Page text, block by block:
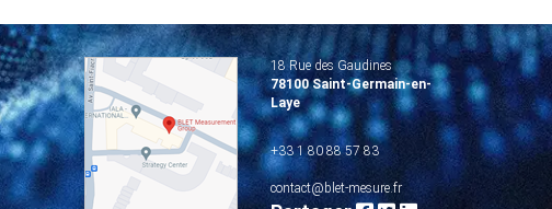
18 Rue des Gaudines
78100 Saint-Germain-en-
Laye
+33 1 80 88 57 83
contact@blet-mesure.fr